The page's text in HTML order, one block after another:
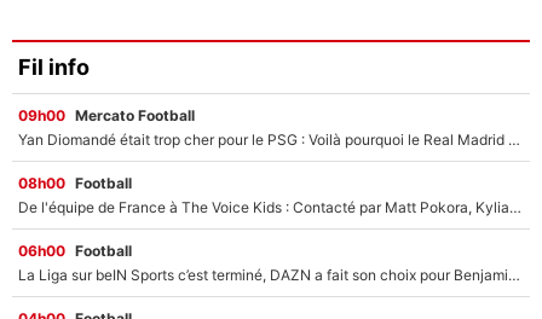
Fil info
09h00 Mercato Football
Yan Diomandé était trop cher pour le PSG : Voilà pourquoi le Real Madrid a accepté de payer la somme record de 140M€ pour boucler son transfert !
08h00 Football
De l'équipe de France à The Voice Kids : Contacté par Matt Pokora, Kylian Mbappé a accepté de jouer un rôle inédit sur TF1 !
06h00 Football
La Liga sur beIN Sports c’est terminé, DAZN a fait son choix pour Benjamin Da Silva et Omar Da Fonseca !